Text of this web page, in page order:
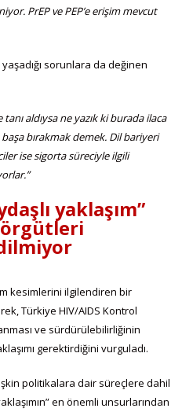
PrEP ve PEP’e erişim mevcut
sorunlara da değinen
aldıysa ne yazık ki burada ilaca
bırakmak demek. Dil bariyeri
ise sigorta süreciyle ilgili
yaklaşım”
örgütleri
kesimlerini ilgilendiren bir
Türkiye HIV/AIDS Kontrol
ve sürdürülebilirliğinin
gerektirdiğini vurguladı.
politikalara dair süreçlere dahil
en önemli unsurlarından